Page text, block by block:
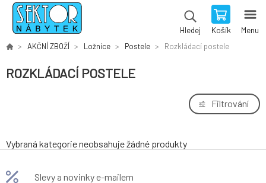
Hledej Košík Menu
AKČNÍ ZBOŽÍ Ložnice Postele Rozkládací postele
ROZKLÁDACÍ POSTELE
Filtrování
Vybraná kategorie neobsahuje žádné produkty
Slevy a novinky e-mailem